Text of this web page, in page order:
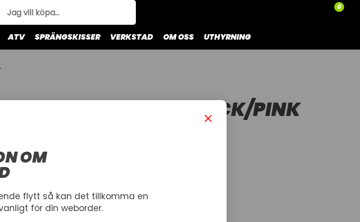
0
ATV SPRÄNGSKISSER VERKSTAD OM OSS UTHYRNING
FORCE HELMET BLACK/PINK
XS M L
OM
flytt så kan det tillkomma en
för din weborder.